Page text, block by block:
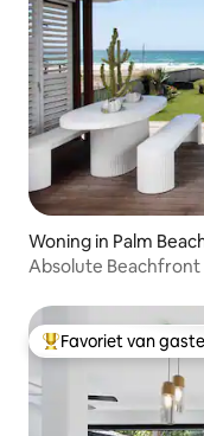
Woning in Palm
Absolute Beachfront
Topfavoriet van
Favoriet van